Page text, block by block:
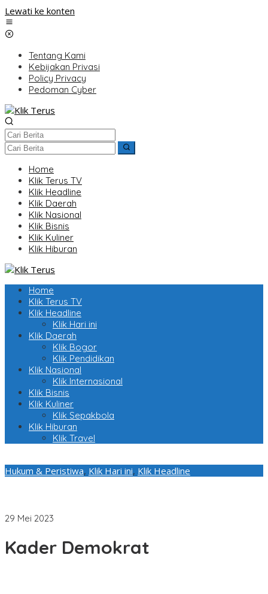
Lewati ke konten
Tentang Kami
Kebijakan Privasi
Policy Privacy
Pedoman Cyber
Home
Klik Terus TV
Klik Headline
Klik Daerah
Klik Nasional
Klik Bisnis
Klik Kuliner
Klik Hiburan
Home
Klik Terus TV
Klik Headline
Klik Hari ini
Klik Daerah
Klik Bogor
Klik Pendidikan
Klik Nasional
Klik Internasional
Klik Bisnis
Klik Kuliner
Klik Sepakbola
Klik Hiburan
Klik Travel
Hukum & Peristiwa, Klik Hari ini, Klik Headline
29 Mei 2023
Kader Demokrat